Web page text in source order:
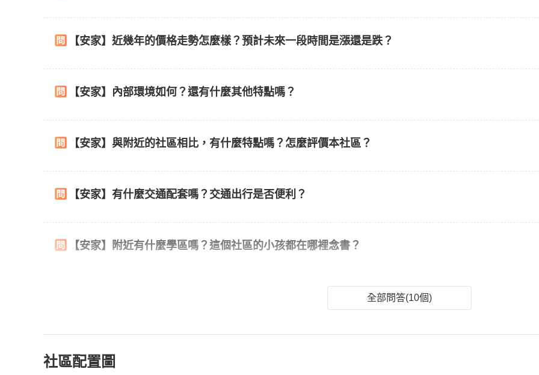
【安家】近幾年的價格走勢怎麼樣？預計未來一段時間是漲還是跌？
【安家】內部環境如何？還有什麼其他特點嗎？
【安家】與附近的社區相比，有什麼特點嗎？怎麼評價本社區？
【安家】有什麼交通配套嗎？交通出行是否便利？
【安家】附近有什麼學區嗎？這個社區的小孩都在哪裡念書？
全部問答(10個)
社區配置圖